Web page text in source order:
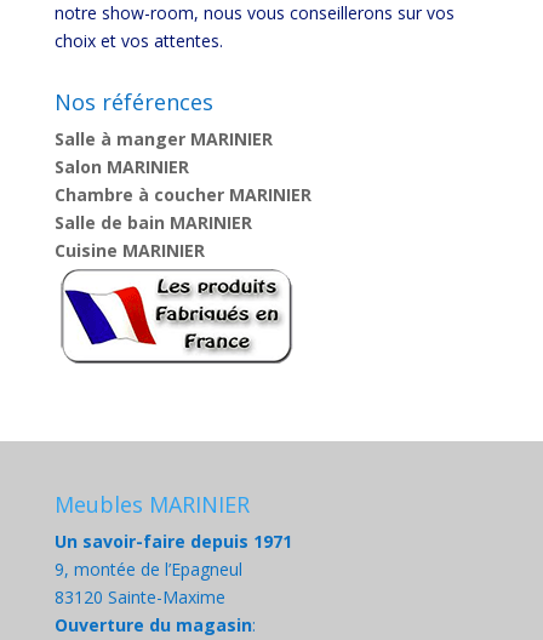
notre show-room, nous vous conseillerons sur vos
choix et vos attentes.
Nos références
Salle à manger MARINIER
Salon MARINIER
Chambre à coucher MARINIER
Salle de bain MARINIER
Cuisine MARINIER
Meubles MARINIER
Un savoir-faire depuis 1971
9, montée de l’Epagneul
83120 Sainte-Maxime
Ouverture du magasin: